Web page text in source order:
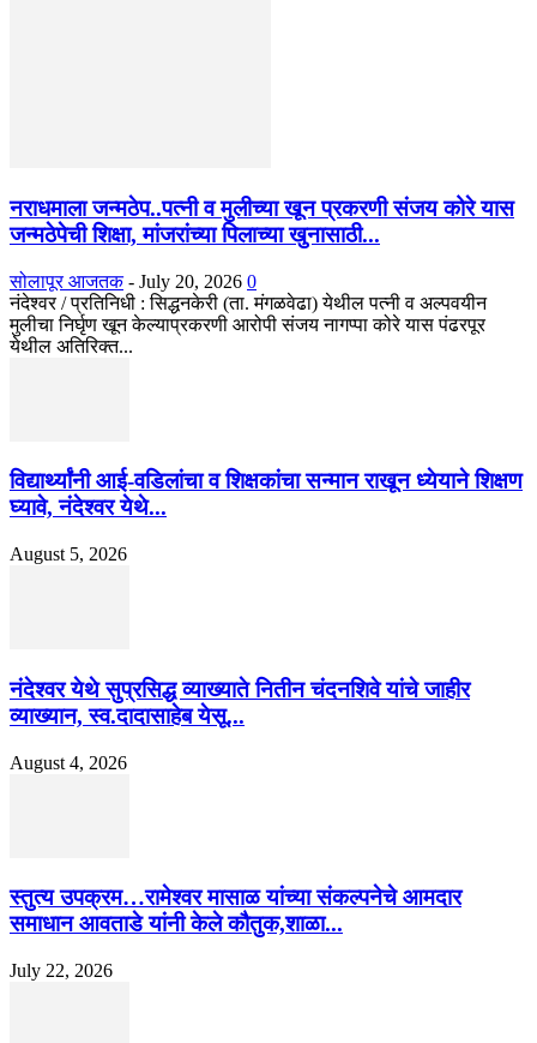
नराधमाला जन्मठेप..पत्नी व मुलीच्या खून प्रकरणी संजय कोरे यास
जन्मठेपेची शिक्षा, मांजरांच्या पिलाच्या खुनासाठी...
सोलापूर आजतक - July 20, 2026 0
नंदेश्वर / प्रतिनिधी : सिद्धनकेरी (ता. मंगळवेढा) येथील पत्नी व अल्पवयीन
मुलीचा निर्घृण खून केल्याप्रकरणी आरोपी संजय नागप्पा कोरे यास पंढरपूर
येथील अतिरिक्त...
विद्यार्थ्यांनी आई-वडिलांचा व शिक्षकांचा सन्मान राखून ध्येयाने शिक्षण
घ्यावे, नंदेश्वर येथे...
August 5, 2026
नंदेश्वर येथे सुप्रसिद्ध व्याख्याते नितीन चंदनशिवे यांचे जाहीर
व्याख्यान, स्व.दादासाहेब येसू...
August 4, 2026
स्तुत्य उपक्रम…रामेश्वर मासाळ यांच्या संकल्पनेचे आमदार
समाधान आवताडे यांनी केले कौतुक,शाळा...
July 22, 2026